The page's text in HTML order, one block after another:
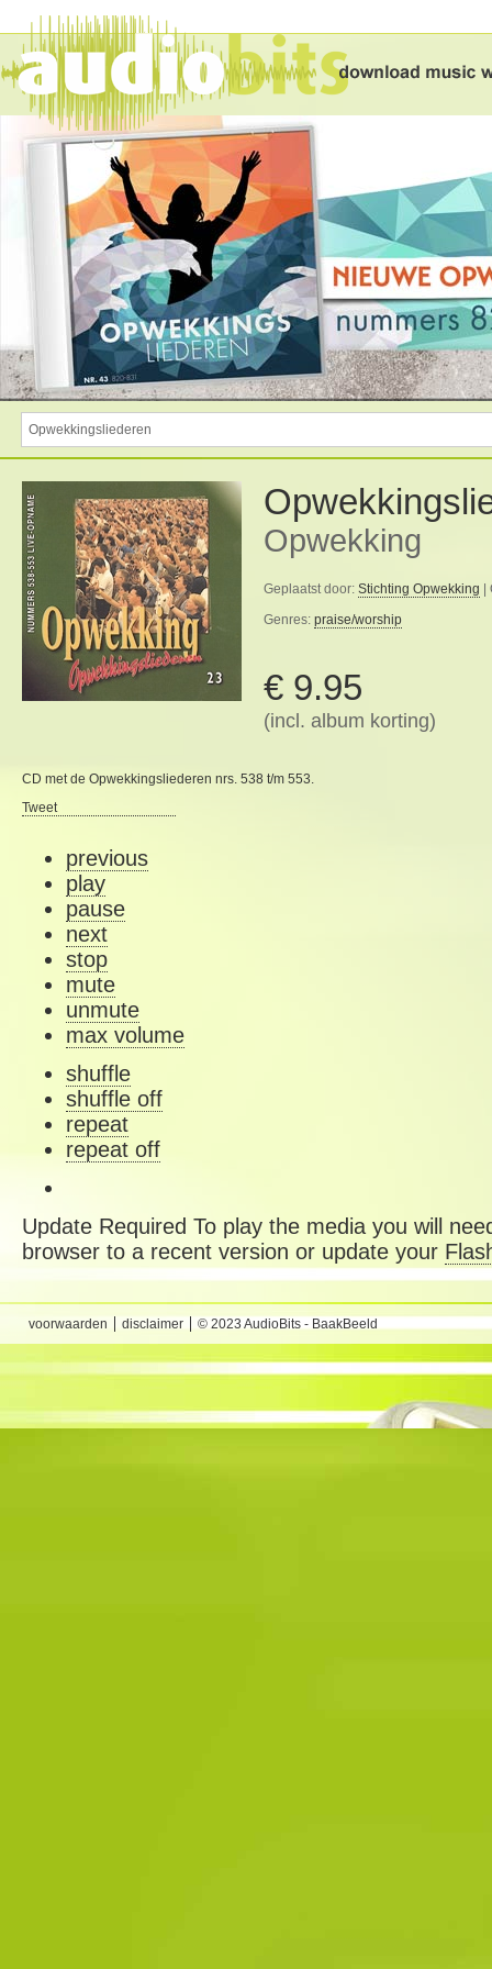
Opwekking
Geplaatst door: Stichting Opwekking
Genres: praise/worship
€ 9.95
(incl. album korting)
CD met de Opwekkingsliederen nrs. 538 t/m 553.
Tweet
previous
play
pause
next
stop
mute
unmute
max volume
shuffle
shuffle off
repeat
repeat off
Update Required To play the media you will
browser to a recent version or update your
voorwaarden disclaimer © 2023 AudioBits - BaakBeeld